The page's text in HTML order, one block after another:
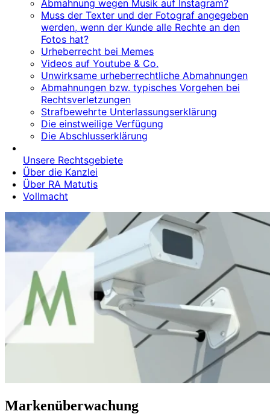
Abmahnung wegen Musik auf Instagram?
Muss der Texter und der Fotograf angegeben
werden, wenn der Kunde alle Rechte an den
Fotos hat?
Urheberrecht bei Memes
Videos auf Youtube & Co.
Unwirksame urheberrechtliche Abmahnungen
Abmahnungen bzw. typisches Vorgehen bei
Rechtsverletzungen
Strafbewehrte Unterlassungserklärung
Die einstweilige Verfügung
Die Abschlusserklärung
Unsere Rechtsgebiete
Über die Kanzlei
Über RA Matutis
Vollmacht
Markenüberwachung